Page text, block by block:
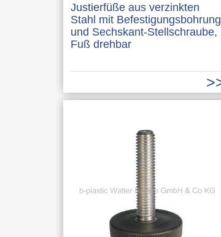
Justierfüße aus verzinkten
Stahl mit Befestigungsbohrung
und Sechskant-Stellschraube,
Fuß drehbar